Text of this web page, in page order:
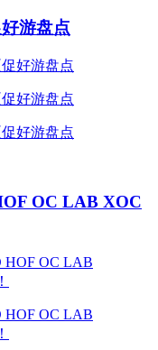
游盘点
OC LAB XOC